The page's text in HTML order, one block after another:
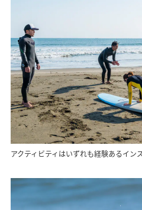
アクティビティはいずれも経験あるイン